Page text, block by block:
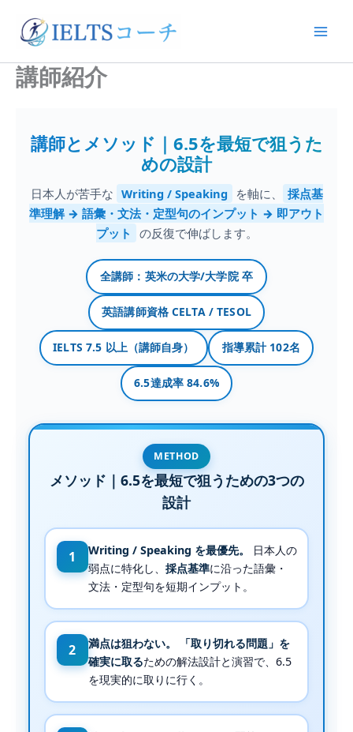
ス 講師紹介
講師とメソッド｜6.5を最短で狙うた
めの設計
日本人が苦手な Writing / Speaking を軸に、
採点基
準理解 → 語彙・文法・定型句のインプット → 即アウト
プット
の反復で伸ばします。
全講師：英米の大学/大学院 卒
英語講師資格 CELTA / TESOL
IELTS 7.5 以上（講師自身） 指導累計 102名
6.5達成率 84.6%
METHOD
メソッド｜6.5を最短で狙うための3つの
設計
1 Writing / Speaking を最優先。
日本人の
弱点に特化し、 採点基準に沿った語彙・
文法・定型句を短期インプット。
2 満点は狙わない。
「取り切れる問題」を
確実に取るための解法設計と演習で、6.5
を現実的に取りに行く。